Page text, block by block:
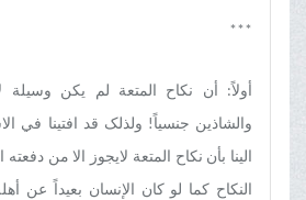
***
أولاً: أن نکاح المتعة لم یکن وسیلة
والشاذین جنسیاً! ولذلک قد افتینا في
الینا بأن نکاح المتعة لایجوز الا من
النکاح کما لو کان الإنسان بعیداً عن